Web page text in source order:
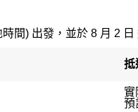
間) 出發，並於 8 月 2
抵
實
預